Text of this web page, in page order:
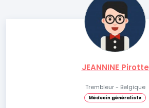
JEANNINE Pirotte
Trembleur - Belgique
Médecin généraliste